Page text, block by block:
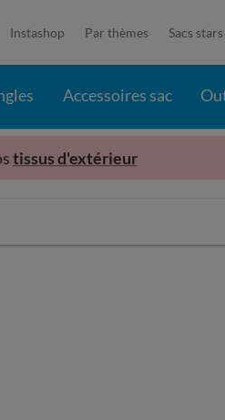
Instashop Par thèmes Sacs stars
Accessoires sac
tissus d'extérieur